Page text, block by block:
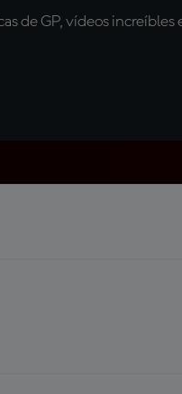
de GP, vídeos increíbles